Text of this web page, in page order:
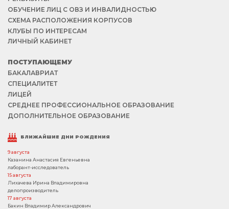
ОБУЧЕНИЕ ЛИЦ С ОВЗ И ИНВАЛИДНОСТЬЮ
СХЕМА РАСПОЛОЖЕНИЯ КОРПУСОВ
КЛУБЫ ПО ИНТЕРЕСАМ
ЛИЧНЫЙ КАБИНЕТ
ПОСТУПАЮЩЕМУ
БАКАЛАВРИАТ
СПЕЦИАЛИТЕТ
ЛИЦЕЙ
СРЕДНЕЕ ПРОФЕССИОНАЛЬНОЕ ОБРАЗОВАНИЕ
ДОПОЛНИТЕЛЬНОЕ ОБРАЗОВАНИЕ
БЛИЖАЙШИЕ ДНИ РОЖДЕНИЯ
9 августа
Казанина Анастасия Евгеньевна
лаборант-исследователь
15 августа
Лихачева Ирина Владимировна
делопроизводитель
17 августа
Бакин Владимир Александрович